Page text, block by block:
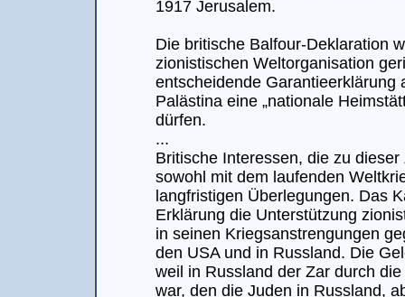
1917 Jerusalem.
Die britische Balfour-Deklaration
zionistischen Weltorganisation
entscheidende Garantieerklärung
Palästina eine „nationale
dürfen.
...
Britische Interessen, die zu
sowohl mit dem laufenden
langfristigen Überlegungen. Das
Erklärung die Unterstützung
in seinen Kriegsanstrengungen
den USA und in Russland. Die
weil in Russland der Zar durch
war, den die Juden in Russland,